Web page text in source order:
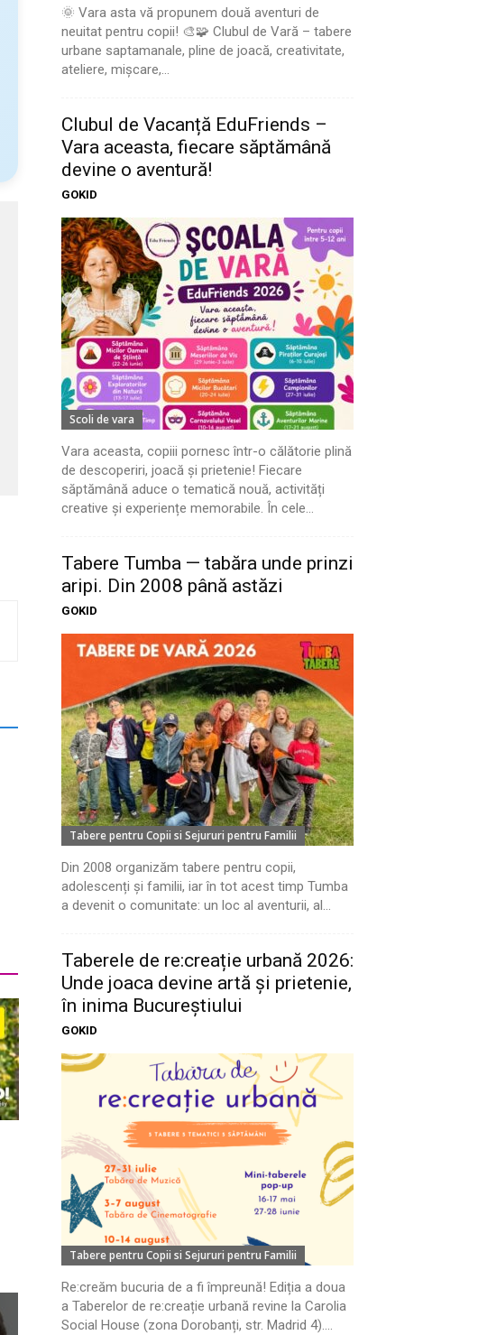
🌞 Vara asta vă propunem două aventuri de
neuitat pentru copii! 🎨🧩 Clubul de Vară – tabere
urbane saptamanale, pline de joacă, creativitate,
ateliere, mișcare,...
Clubul de Vacanță EduFriends –
Vara aceasta, fiecare săptămână
devine o aventură!
GOKID
Scoli de vara
Vara aceasta, copiii pornesc într-o călătorie plină
de descoperiri, joacă și prietenie! Fiecare
săptămână aduce o tematică nouă, activități
creative și experiențe memorabile. În cele...
Tabere Tumba — tabăra unde prinzi
aripi. Din 2008 până astăzi
GOKID
Tabere pentru Copii si Sejururi pentru Familii
Din 2008 organizăm tabere pentru copii,
adolescenți și familii, iar în tot acest timp Tumba
a devenit o comunitate: un loc al aventurii, al...
Taberele de re:creație urbană 2026:
Unde joaca devine artă și prietenie,
în inima Bucureștiului
GOKID
Tabere pentru Copii si Sejururi pentru Familii
Re:creăm bucuria de a fi împreună! Ediția a doua
a Taberelor de re:creație urbană revine la Carolia
Social House (zona Dorobanți, str. Madrid 4)....